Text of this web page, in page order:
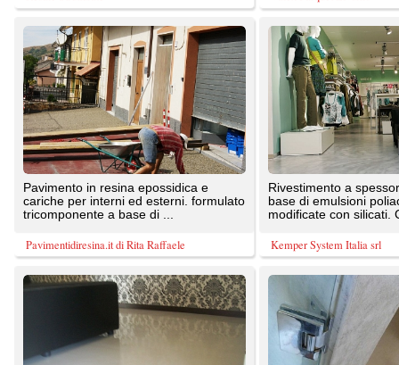
Resine , microcementi per pavimenti
interni ed esterni
Pan Neto International srl
Non tutti i Microcementi sono uguali. Il
nostro Sistema Microcemento è una
formula testata e ...
Pavimento Moderno
Pavimenti in microcemento dall'aspetto
materico con soli 3 mm di spessore,
personalizzabile e con ...
Resina epossidica a basso peso
molecolare bicomponente ,
PIGMENTATA con speciali cariche, crea